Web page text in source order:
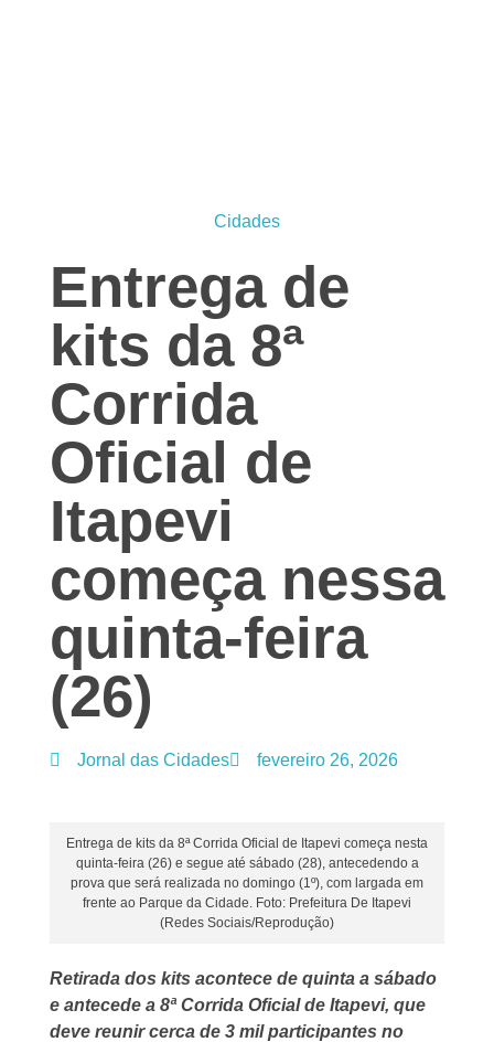
Cidades
Entrega de
kits da 8ª
Corrida
Oficial de
Itapevi
começa nessa
quinta-feira
(26)
Jornal das Cidades fevereiro 26, 2026
Entrega de kits da 8ª Corrida Oficial de Itapevi começa nesta
quinta-feira (26) e segue até sábado (28), antecedendo a
prova que será realizada no domingo (1º), com largada em
frente ao Parque da Cidade. Foto: Prefeitura De Itapevi
(Redes Sociais/Reprodução)
Retirada dos kits acontece de quinta a sábado
e antecede a 8ª Corrida Oficial de Itapevi, que
deve reunir cerca de 3 mil participantes no